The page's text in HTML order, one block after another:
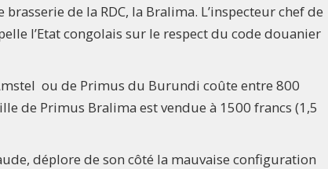
de la RDC, la Bralima. L’inspecteur chef de
l’Etat congolais sur le respect du code douanier
ou de Primus du Burundi coûte entre 800
de Primus Bralima est vendue à 1500 francs (1,5
déplore de son côté la mauvaise configuration